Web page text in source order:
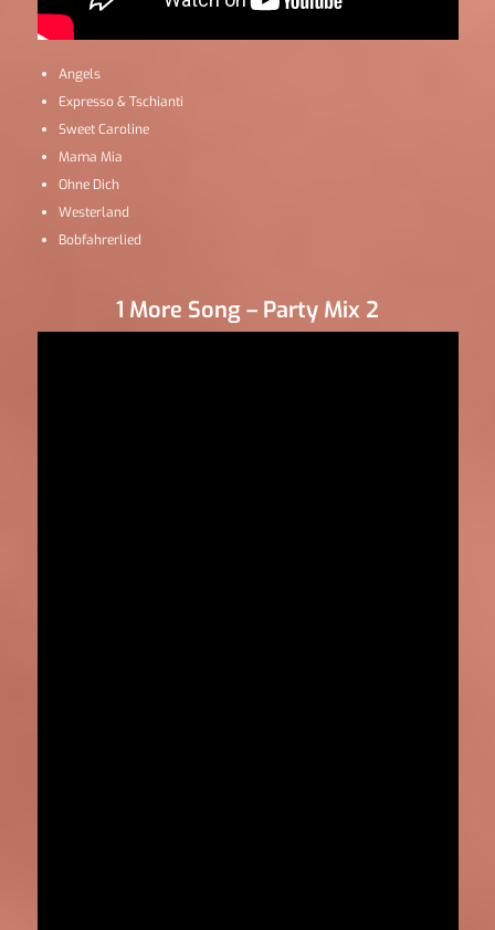
Angels
Expresso & Tschianti
Sweet Caroline
Mama Mia
Ohne Dich
Westerland
Bobfahrerlied
1 More Song – Party Mix 2